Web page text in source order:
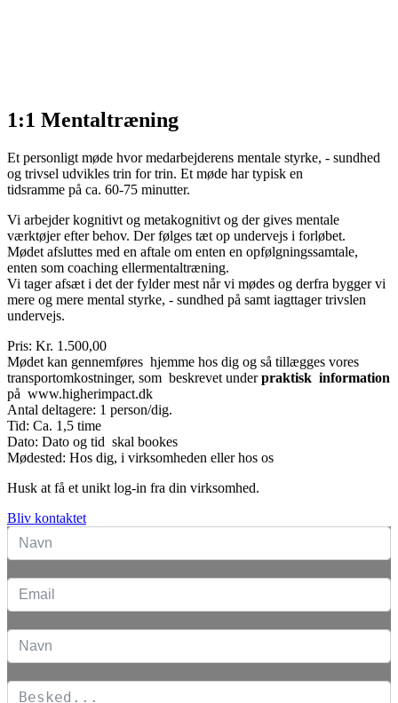
1:1 Mentaltræning
Et personligt møde hvor medarbejderens mentale styrke, - sundhed
og trivsel udvikles trin for trin. Et møde har typisk en
tidsramme på ca. 60-75 minutter.
Vi arbejder kognitivt og metakognitivt og der gives mentale
værktøjer efter behov. Der følges tæt op undervejs i forløbet.
Mødet afsluttes med en aftale om enten en opfølgningssamtale,
enten som coaching ellermentaltræning.
Vi tager afsæt i det der fylder mest når vi mødes og derfra bygger vi
mere og mere mental styrke, - sundhed på samt iagttager trivslen
undervejs.
Pris: Kr. 1.500,00
Mødet kan gennemføres hjemme hos dig og så tillægges vores
transportomkostninger, som beskrevet underpraktisk information
på www.higherimpact.dk
Antal deltagere: 1 person/dig.
Tid: Ca. 1,5 time
Dato: Dato og tid skal bookes
Mødested: Hos dig, i virksomheden eller hos os
Husk at få et unikt log-in fra din virksomhed.
Bliv kontaktet